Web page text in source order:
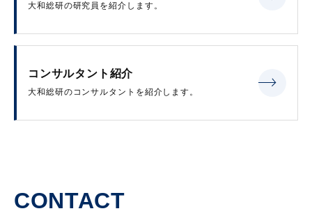
大和総研の研究員を紹介します。
コンサルタント紹介
大和総研のコンサルタントを紹介します。
CONTACT